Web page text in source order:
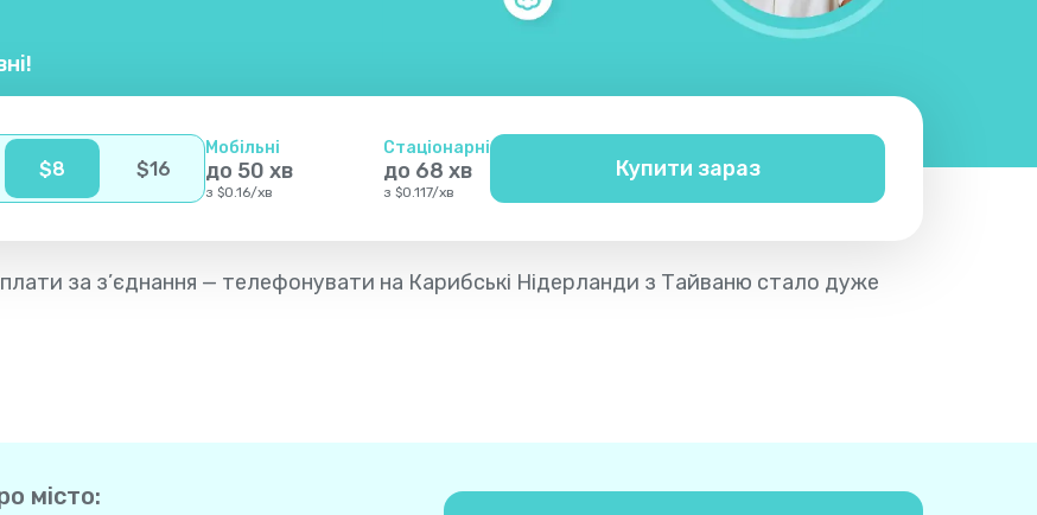
$8 $16
Мобільні
до 50 хв
з $0.16/хв
Стаціонарні
до 68 хв
з $0.117/хв
Купити зараз
плати за з’єднання — телефонувати на Карибські Нідерланди з Тайваню стало дуже
місто: